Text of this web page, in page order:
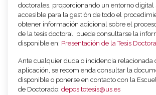
doctorales, proporcionando un entorno digital
accesible para la gestión de todo el
obtener información adicional sobre el
de la tesis doctoral, puede consultarse la
disponible en: Presentación de la Tesis
Ante cualquier duda o incidencia relacionada
aplicación, se recomienda consultar la
disponible o ponerse en contacto con la
de Doctorado: depositotesis@us.es